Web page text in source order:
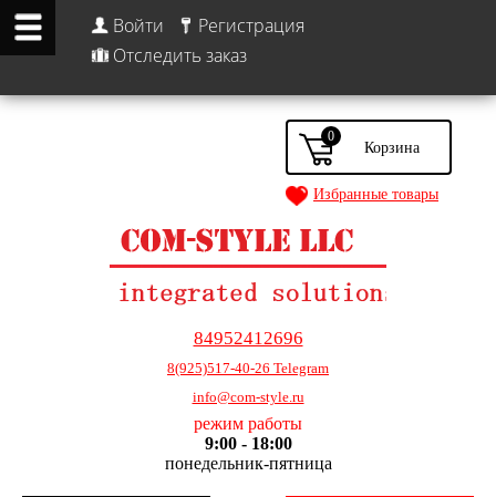
Войти
Регистрация
Отследить заказ
84952412696
8(925)517-40-26 Telegram
info@com-style.ru
режим работы
9:00 - 18:00
понедельник-пятница
0
Избранные товары